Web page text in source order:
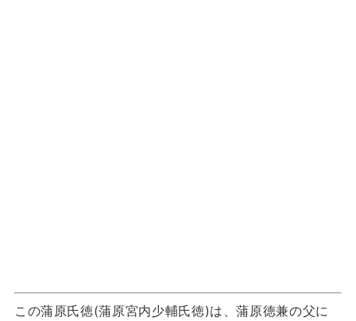
この蒲原氏徳(蒲原宮内少輔氏徳)は、蒲原徳兼の父に